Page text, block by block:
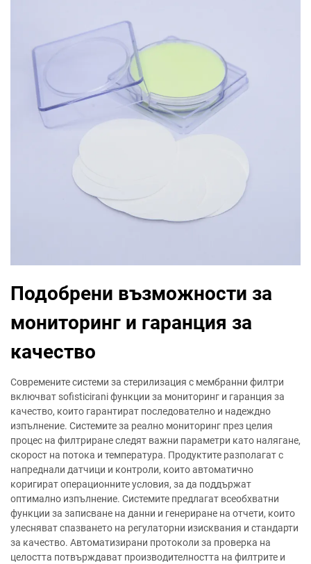
Подобрени възможности за
мониторинг и гаранция за
качество
Современите системи за стерилизация с мембранни филтри
включват sofisticirani функции за мониторинг и гаранция за
качество, които гарантират последователно и надеждно
изпълнение. Системите за реално мониторинг през целия
процес на филтриране следят важни параметри като налягане,
скорост на потока и температура. Продуктите разполагат с
напреднали датчици и контроли, които автоматично
коригират операционните условия, за да поддържат
оптимално изпълнение. Системите предлагат всеобхватни
функции за записване на данни и генериране на отчети, които
улесняват спазването на регулаторни изисквания и стандарти
за качество. Автоматизирани протоколи за проверка на
целостта потвърждават производителността на филтрите и